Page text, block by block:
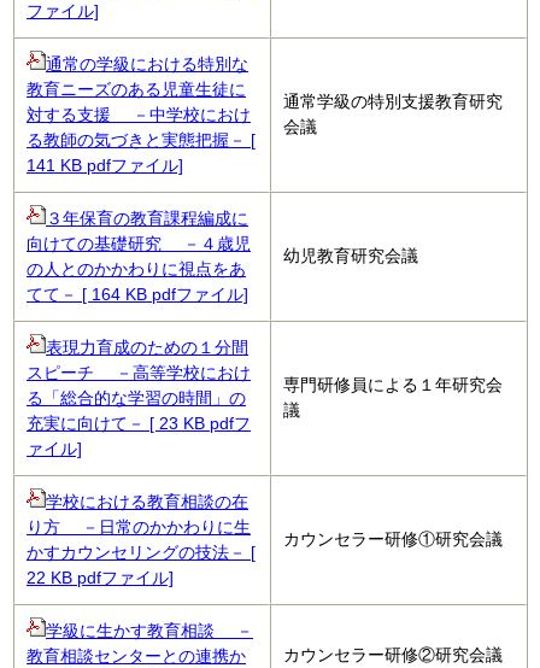
ファイル]
通常の学級における特別な
教育ニーズのある児童生徒に
対する支援 －中学校におけ
る教師の気づきと実態把握－ [
141 KB pdfファイル]
通常学級の特別支援教育研究
会議
３年保育の教育課程編成に
向けての基礎研究 －４歳児
の人とのかかわりに視点をあ
てて－ [ 164 KB pdfファイル]
幼児教育研究会議
表現力育成のための１分間
スピーチ －高等学校におけ
る「総合的な学習の時間」の
充実に向けて－ [ 23 KB pdfフ
ァイル]
専門研修員による１年研究会
議
学校における教育相談の在
り方 －日常のかかわりに生
かすカウンセリングの技法－ [
22 KB pdfファイル]
カウンセラー研修①研究会議
学級に生かす教育相談 －
教育相談センターとの連携か
カウンセラー研修②研究会議